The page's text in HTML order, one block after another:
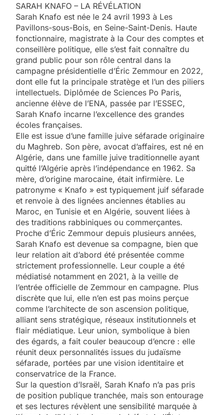
SARAH KNAFO – LA RÉVÉLATION
Sarah Knafo est née le 24 avril 1993 à Les
Pavillons-sous-Bois, en Seine-Saint-Denis. Haute
fonctionnaire, magistrate à la Cour des comptes et
conseillère politique, elle s’est fait connaître du
grand public pour son rôle central dans la
campagne présidentielle d’Éric Zemmour en 2022,
dont elle fut la principale stratège et l’un des piliers
intellectuels. Diplômée de Sciences Po Paris,
ancienne élève de l’ENA, passée par l’ESSEC,
Sarah Knafo incarne l’excellence des grandes
écoles françaises.
Elle est issue d’une famille juive séfarade originaire
du Maghreb. Son père, avocat d’affaires, est né en
Algérie, dans une famille juive traditionnelle ayant
quitté l’Algérie après l’indépendance en 1962. Sa
mère, d’origine marocaine, était infirmière. Le
patronyme « Knafo » est typiquement juif séfarade
et renvoie à des lignées anciennes établies au
Maroc, en Tunisie et en Algérie, souvent liées à
des traditions rabbiniques ou commerçantes.
Proche d’Éric Zemmour depuis plusieurs années,
Sarah Knafo est devenue sa compagne, bien que
leur relation ait d’abord été présentée comme
strictement professionnelle. Leur couple a été
médiatisé notamment en 2021, à la veille de
l’entrée officielle de Zemmour en campagne. Plus
discrète que lui, elle n’en est pas moins perçue
comme l’architecte de son ascension politique,
alliant sens stratégique, réseaux institutionnels et
flair médiatique. Leur union, symbolique à bien
des égards, a fait couler beaucoup d’encre : elle
réunit deux personnalités issues du judaïsme
séfarade, portées par une vision identitaire et
conservatrice de la France.
Sur la question d’Israël, Sarah Knafo n’a pas pris
de position publique tranchée, mais son entourage
et ses lectures révèlent une sensibilité marquée à